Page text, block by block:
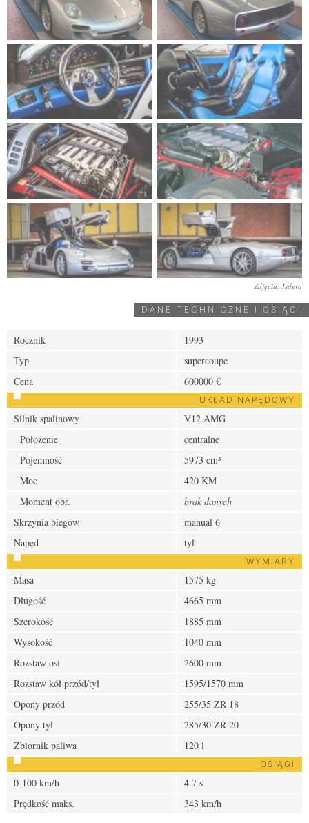
Zdjęcia: Isdera
DANE TECHNICZNE I OSIĄGI
Rocznik
1993
Typ
supercoupe
Cena
600000 €
UKŁAD NAPĘDOWY
Silnik spalinowy
V12 AMG
Położenie
centralne
Pojemność
5973 cm³
Moc
420 KM
Moment obr.
brak danych
Skrzynia biegów
manual 6
Napęd
tył
WYMIARY
Masa
1575 kg
Długość
4665 mm
Szerokość
1885 mm
Wysokość
1040 mm
Rozstaw osi
2600 mm
Rozstaw kół przód/tył
1595/1570 mm
Opony przód
255/35 ZR 18
Opony tył
285/30 ZR 20
Zbiornik paliwa
120 l
OSIĄGI
0-100 km/h
4.7 s
Prędkość maks.
343 km/h